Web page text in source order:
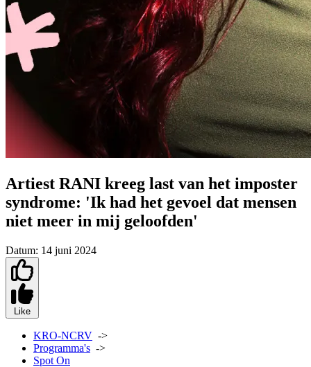
Artiest RANI kreeg last van het imposter
syndrome: 'Ik had het gevoel dat mensen
niet meer in mij geloofden'
Datum: 14 juni 2024
Like
KRO-NCRV ->
Programma's ->
Spot On